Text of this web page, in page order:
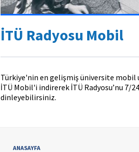
İTÜ Radyosu Mobil
Türkiye'nin en gelişmiş üniversite mobil
İTÜ Mobil'i indirerek İTÜ Radyosu’nu 7/
dinleyebilirsiniz.
ANASAYFA